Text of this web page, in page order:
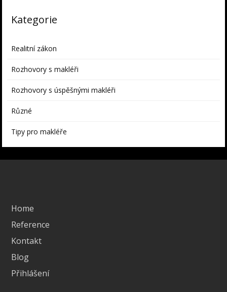
Kategorie
Realitní zákon
Rozhovory s makléři
Rozhovory s úspěšnými makléři
Různé
Tipy pro makléře
Home
Reference
Kontakt
Blog
Přihlášení